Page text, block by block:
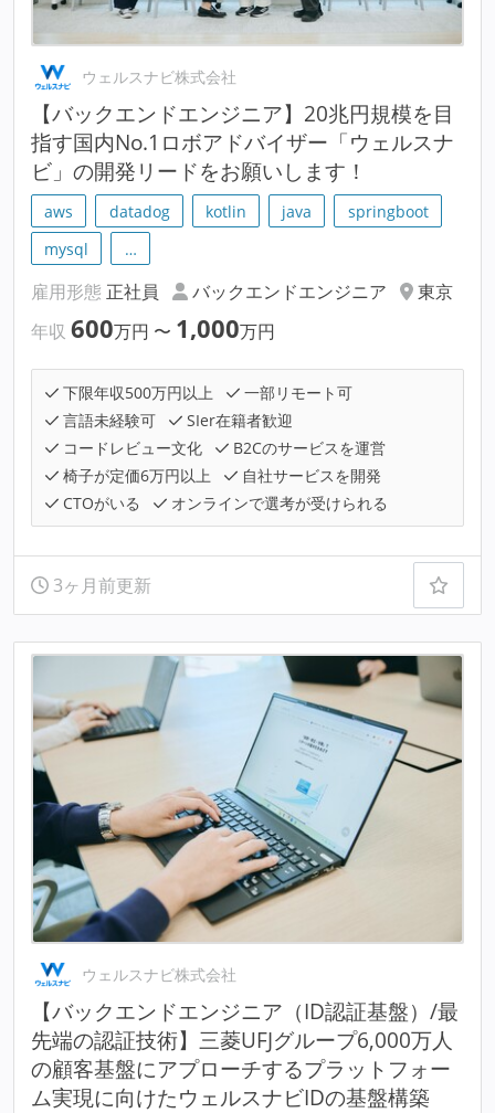
ウェルスナビ株式会社
【バックエンドエンジニア】20兆円規模を目
指す国内No.1ロボアドバイザー「ウェルスナ
ビ」の開発リードをお願いします！
aws datadog kotlin java
springboot
mysql
…
雇用形態 正社員 バックエンドエンジニア
東京
年収 600万円 〜 1,000万円
下限年収500万円以上
一部リモート可
言語未経験可
SIer在籍者歓迎
コードレビュー文化
B2Cのサービスを運営
椅子が定価6万円以上
自社サービスを開発
CTOがいる
オンラインで選考が受けられる
3ヶ月前更新
ウェルスナビ株式会社
【バックエンドエンジニア（ID認証基盤）/最
先端の認証技術】三菱UFJグループ6,000万人
の顧客基盤にアプローチするプラットフォー
ム実現に向けたウェルスナビIDの基盤構築